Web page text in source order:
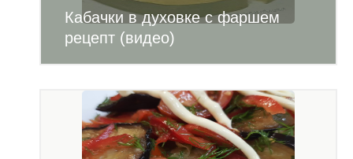
Кабачки в духовке с фаршем
рецепт (видео)